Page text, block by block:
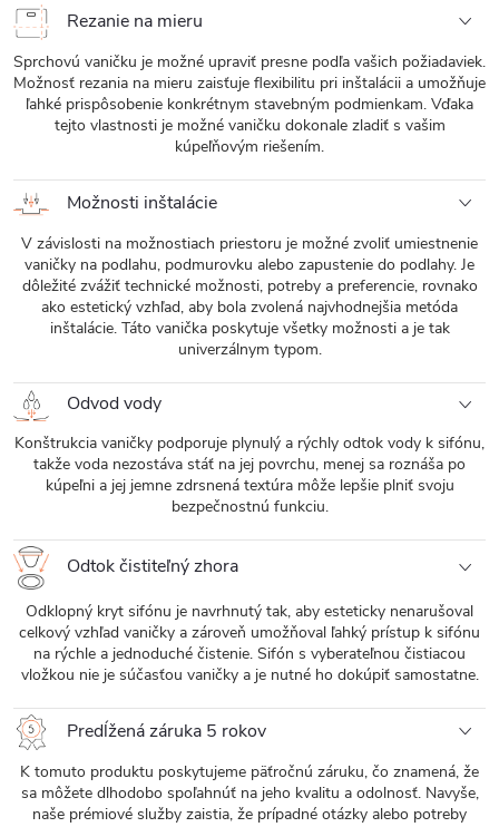
Rezanie na mieru
Sprchovú vaničku je možné upraviť presne podľa vašich požiadaviek.
Možnosť rezania na mieru zaisťuje flexibilitu pri inštalácii a umožňuje
ľahké prispôsobenie konkrétnym stavebným podmienkam. Vďaka
tejto vlastnosti je možné vaničku dokonale zladiť s vašim
kúpeľňovým riešením.
Možnosti inštalácie
V závislosti na možnostiach priestoru je možné zvoliť umiestnenie
vaničky na podlahu, podmurovku alebo zapustenie do podlahy. Je
dôležité zvážiť technické možnosti, potreby a preferencie, rovnako
ako estetický vzhľad, aby bola zvolená najvhodnejšia metóda
inštalácie. Táto vanička poskytuje všetky možnosti a je tak
univerzálnym typom.
Odvod vody
Konštrukcia vaničky podporuje plynulý a rýchly odtok vody k sifónu,
takže voda nezostáva stáť na jej povrchu, menej sa roznáša po
kúpeľni a jej jemne zdrsnená textúra môže lepšie plniť svoju
bezpečnostnú funkciu.
Odtok čistiteľný zhora
Odklopný kryt sifónu je navrhnutý tak, aby esteticky nenarušoval
celkový vzhľad vaničky a zároveň umožňoval ľahký prístup k sifónu
na rýchle a jednoduché čistenie. Sifón s vyberateľnou čistiacou
vložkou nie je súčasťou vaničky a je nutné ho dokúpiť samostatne.
Predĺžená záruka 5 rokov
K tomuto produktu poskytujeme päťročnú záruku, čo znamená, že
sa môžete dlhodobo spoľahnúť na jeho kvalitu a odolnosť. Navyše,
naše prémiové služby zaistia, že prípadné otázky alebo potreby